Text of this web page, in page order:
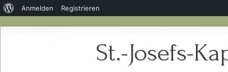
St.-Josefs-
Über
Anmelden Registrieren